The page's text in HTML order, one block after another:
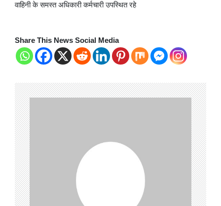
वाहिनी के समस्त अधिकारी कर्मचारी उपस्थित रहे
Share This News Social Media